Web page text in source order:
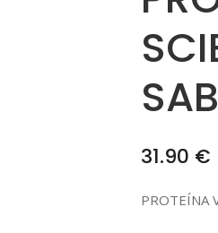
31.90 €
PROTEÍNA